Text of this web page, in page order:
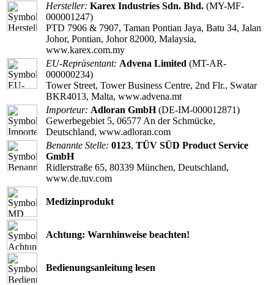
Hersteller: Karex Industries Sdn. Bhd. (MY-MF-
000001247)
PTD 7906 & 7907, Taman Pontian Jaya, Batu 34, Jalan
Johor, Pontian, Johor 82000, Malaysia,
www.karex.com.my
EU-Repräsentant: Advena Limited (MT-AR-
000000234)
Tower Street, Tower Business Centre, 2nd Flr., Swatar
BKR4013, Malta, www.advena.mt
Importeur: Adloran GmbH(DE-IM-000012871)
Gewerbegebiet 5, 06577 An der Schmücke,
Deutschland, www.adloran.com
Benannte Stelle: 0123, TÜV SÜD Product Service
GmbH
Ridlerstraße 65, 80339 München, Deutschland,
www.de.tuv.com
Medizinprodukt
Achtung: Warnhinweise beachten!
Bedienungsanleitung lesen